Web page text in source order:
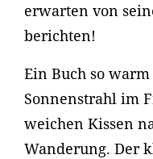
erwarten von
berichten!
Ein Buch so
Sonnenstrahl im
weichen Kissen
Wanderung. Der